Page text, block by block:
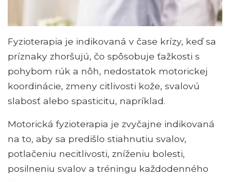
Fyzioterapia je indikovaná v čase krízy, keď sa
príznaky zhoršujú, čo spôsobuje ťažkosti s
pohybom rúk a nôh, nedostatok motorickej
koordinácie, zmeny citlivosti kože, svalovú
slabosť alebo spasticitu, napríklad.
Motorická fyzioterapia je zvyčajne indikovaná
na to, aby sa predišlo stiahnutiu svalov,
potlačeniu necitlivosti, zníženiu bolesti,
posilneniu svalov a tréningu každodenného